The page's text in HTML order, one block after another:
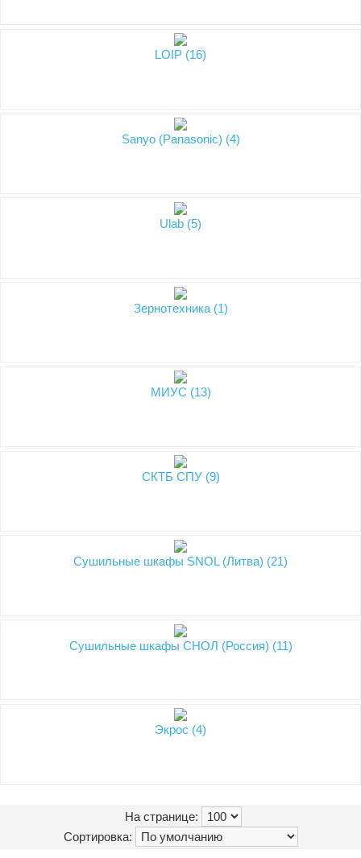
LOIP (16)
Sanyo (Panasonic) (4)
Ulab (5)
Зернотехника (1)
МИУС (13)
СКТБ СПУ (9)
Сушильные шкафы SNOL (Литва) (21)
Сушильные шкафы СНОЛ (Россия) (11)
Экрос (4)
На странице:
Сортировка: